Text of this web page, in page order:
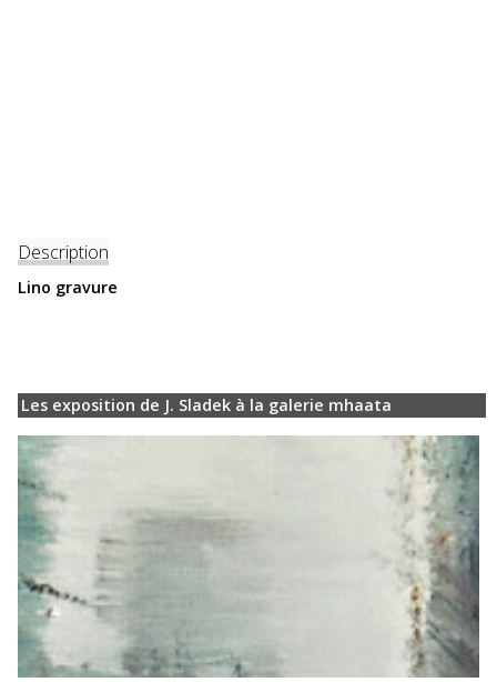
Description
Lino gravure
Les exposition de J. Sladek à la galerie mhaata